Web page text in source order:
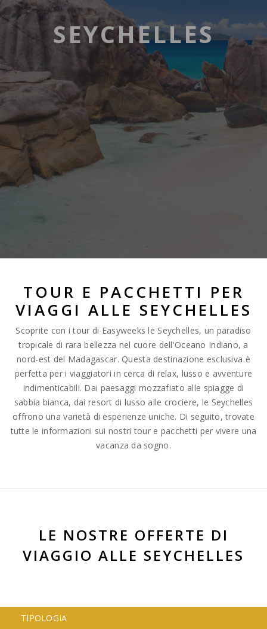
SEYCHELLES
TOUR E PACCHETTI PER
VIAGGI ALLE SEYCHELLES
Scoprite con i tour di Easyweeks le Seychelles, un paradiso
tropicale di rara bellezza nel cuore dell'Oceano Indiano, a
nord-est del Madagascar. Questa destinazione esclusiva è
perfetta per i viaggiatori in cerca di relax, lusso e avventure
indimenticabili. Dai paesaggi mozzafiato alle spiagge di
sabbia bianca, dai resort di lusso alle crociere, le Seychelles
offrono una varietà di esperienze uniche. Di seguito, trovate
tutte le informazioni sui nostri tour e pacchetti per vivere una
vacanza da sogno.
LE NOSTRE OFFERTE DI
VIAGGIO ALLE SEYCHELLES
TIPOLOGIA